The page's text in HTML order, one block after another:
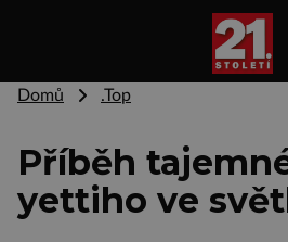
Domů .Top
Příběh
yettiho ve